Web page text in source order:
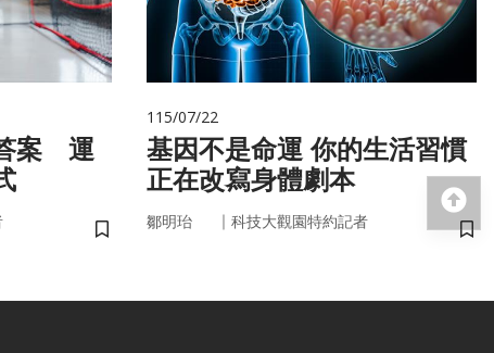
案 運
儲存書籤
115/07/22
基因不是命運 你的生活習慣
正在改寫身體劇本
鄒明珆 ｜ 科技大觀園特約記者
儲
回